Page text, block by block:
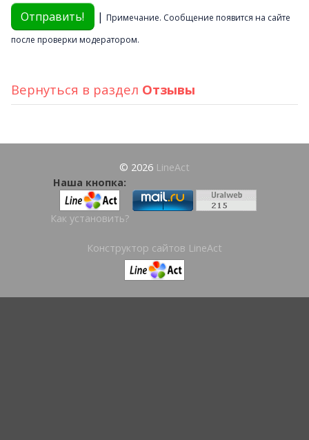
| Примечание. Сообщение появится на сайте
после проверки модератором.
Вернуться в раздел Отзывы
© 2026 LineAct
Наша кнопка:
Как установить?
Конструктор сайтов LineAct